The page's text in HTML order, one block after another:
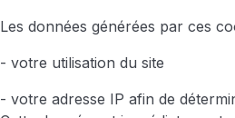
Les données générées par ces
- votre utilisation du site
- votre adresse IP afin de